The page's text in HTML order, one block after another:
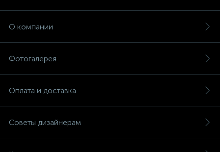
О компании
Фотогалерея
Оплата и доставка
Советы дизайнерам